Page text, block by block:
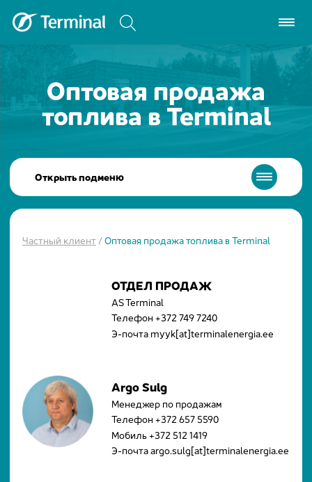
Оптовая продажа
топлива в Terminal
Открыть подменю
Частный клиент/Оптовая продажа топлива в Terminal
ОТДЕЛ ПРОДАЖ
AS Terminal
Телефон +372 749 7240
Э-почта myyk[at]terminalenergia.ee
Argo Sulg
Менеджер по продажам
Телефон +372 657 5590
Мобиль+372 512 1419
Э-почта argo.sulg[at]terminalenergia.ee